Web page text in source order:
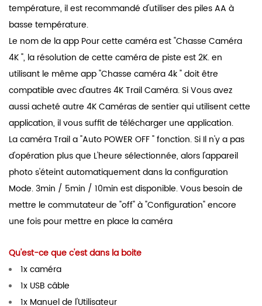
température, il est recommandé d'utiliser des piles AA à
basse température.
Le nom de la app Pour cette caméra est "Chasse Caméra
4K ", la résolution de cette caméra de piste est 2K. en
utilisant le même app "Chasse caméra 4k " doit être
compatible avec d'autres 4K Trail Caméra. Si Vous avez
aussi acheté autre 4K Caméras de sentier qui utilisent cette
application, il vous suffit de télécharger une application.
La caméra Trail a "Auto POWER OFF " fonction. Si Il n'y a pas
d'opération plus que L'heure sélectionnée, alors l'appareil
photo s'éteint automatiquement dans la configuration
Mode. 3min / 5min / 10min est disponible. Vous besoin de
mettre le commutateur de "off" à "Configuration" encore
une fois pour mettre en place la caméra
Qu'est-ce que c'est dans la boite
1x caméra
1x USB câble
1x Manuel de l'Utilisateur